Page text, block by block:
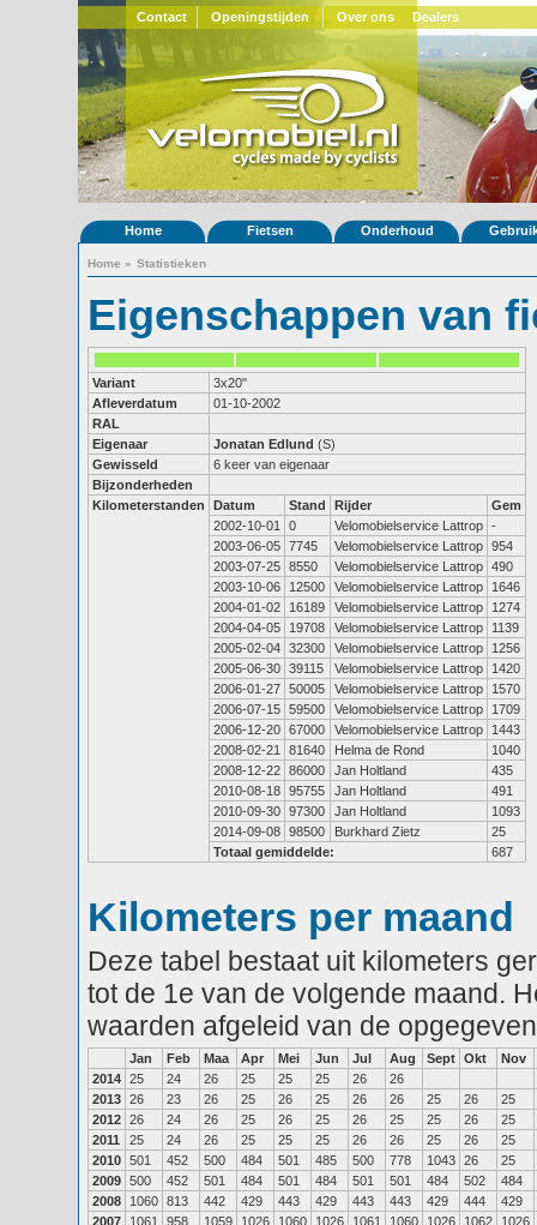
Contact Openingstijden Over ons Dealers
Home Fietsen Onderhoud
Home » Statistieken
Eigenschappen van
Variant
3x20"
Afleverdatum
01-10-2002
RAL
Eigenaar
Jonatan Edlund (S)
Gewisseld
6 keer van eigenaar
Bijzonderheden
Kilometerstanden
Datum Stand Rijder
Gem
2002-10-01
0 Velomobielservice Lattrop -
2003-06-05 7745 Velomobielservice Lattrop 954
2003-07-25 8550 Velomobielservice Lattrop 490
2003-10-06
12500 Velomobielservice Lattrop
1646
2004-01-02
16189 Velomobielservice Lattrop
1274
2004-04-05
19708 Velomobielservice Lattrop
1139
2005-02-04 32300 Velomobielservice Lattrop
1256
2005-06-30 39115 Velomobielservice Lattrop
1420
2006-01-27 50005 Velomobielservice Lattrop
1570
2006-07-15 59500 Velomobielservice Lattrop
1709
2006-12-20 67000 Velomobielservice Lattrop
1443
2008-02-21
81640 Helma de Rond
1040
2008-12-22 86000 Jan Holtland
435
2010-08-18 95755 Jan Holtland
491
2010-09-30 97300 Jan Holtland
1093
2014-09-08 98500 Burkhard Zietz
25
Totaal gemiddelde:
687
Kilometers per maand
Deze tabel bestaat uit kilometers
tot de 1e van de volgende maand.
waarden afgeleid van de
Jan Feb Maa Apr Mei Jun Jul Aug Sept Okt
Nov
2014 25 24 26 25 25 25 26
26
2013 26 23 26 25 26 25 26 26 25 26
25
2012 26 24 26 25 26 25 26 25 25 26
25
2011
25 24 26 25 25 25 26 26 25 26
25
2010 501 452 500 484 501 485 500 778 1043 26
25
2009 500 452 501 484 501 484 501 501 484 502
484
2008
1060 813 442 429 443 429 443 443 429 444
429
2007
1061 958 1059 1026 1060 1026 1061 1060 1026 1062
1026